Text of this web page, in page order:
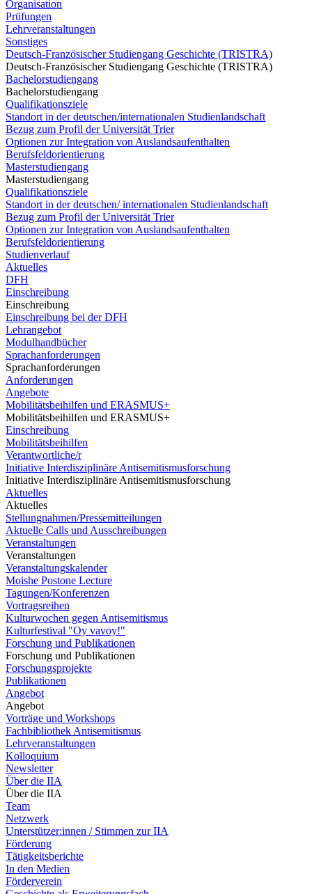
Organisation
Prüfungen
Lehrveranstaltungen
Sonstiges
Deutsch-Französischer Studiengang Geschichte (TRISTRA)
Deutsch-Französischer Studiengang Geschichte (TRISTRA)
Bachelorstudiengang
Bachelorstudiengang
Qualifikationsziele
Standort in der deutschen/internationalen Studienlandschaft
Bezug zum Profil der Universität Trier
Optionen zur Integration von Auslandsaufenthalten
Berufsfeldorientierung
Masterstudiengang
Masterstudiengang
Qualifikationsziele
Standort in der deutschen/ internationalen Studienlandschaft
Bezug zum Profil der Universität Trier
Optionen zur Integration von Auslandsaufenthalten
Berufsfeldorientierung
Studienverlauf
Aktuelles
DFH
Einschreibung
Einschreibung
Einschreibung bei der DFH
Lehrangebot
Modulhandbücher
Sprachanforderungen
Sprachanforderungen
Anforderungen
Angebote
Mobilitätsbeihilfen und ERASMUS+
Mobilitätsbeihilfen und ERASMUS+
Einschreibung
Mobilitätsbeihilfen
Verantwortliche/r
Initiative Interdisziplinäre Antisemitismusforschung
Initiative Interdisziplinäre Antisemitismusforschung
Aktuelles
Aktuelles
Stellungnahmen/Pressemitteilungen
Aktuelle Calls und Ausschreibungen
Veranstaltungen
Veranstaltungen
Veranstaltungskalender
Moishe Postone Lecture
Tagungen/Konferenzen
Vortragsreihen
Kulturwochen gegen Antisemitismus
Kulturfestival "Oy vavoy!"
Forschung und Publikationen
Forschung und Publikationen
Forschungsprojekte
Publikationen
Angebot
Angebot
Vorträge und Workshops
Fachbibliothek Antisemitismus
Lehrveranstaltungen
Kolloquium
Newsletter
Über die IIA
Über die IIA
Team
Netzwerk
Unterstützer:innen / Stimmen zur IIA
Förderung
Tätigkeitsberichte
In den Medien
Förderverein